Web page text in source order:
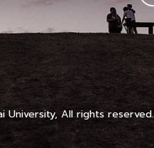
University, All rights reserved.